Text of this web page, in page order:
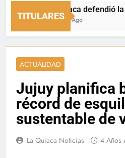
TITULARES
La Quiaca defendió la
10 Horas Ago
ACTUALIDAD
Jujuy planifica
récord de
sustentable de
La Quiaca Noticias 4 Años